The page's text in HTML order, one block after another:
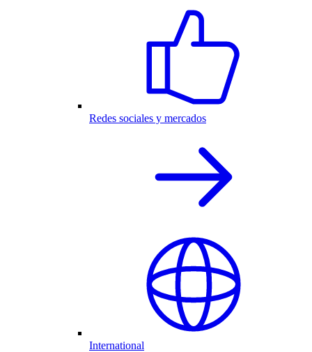
Redes sociales y mercados
International